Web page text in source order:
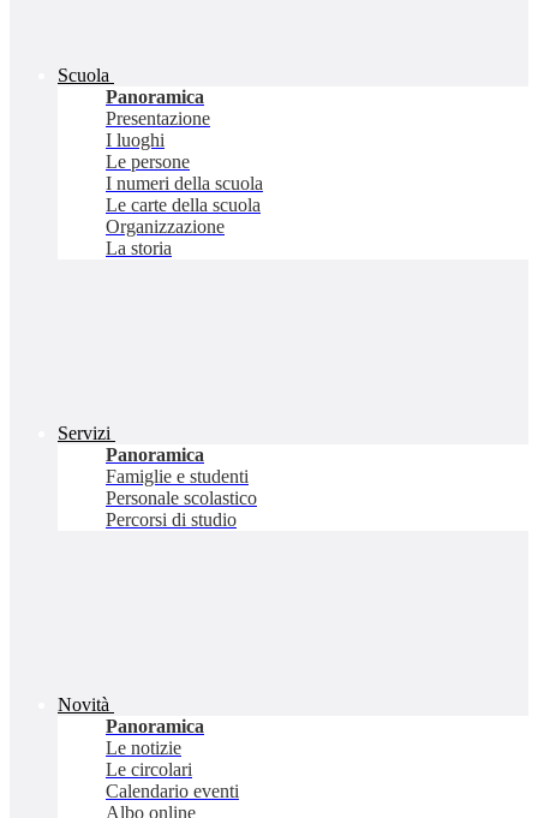
Scuola
Panoramica
Presentazione
I luoghi
Le persone
I numeri della scuola
Le carte della scuola
Organizzazione
La storia
Servizi
Panoramica
Famiglie e studenti
Personale scolastico
Percorsi di studio
Novità
Panoramica
Le notizie
Le circolari
Calendario eventi
Albo online